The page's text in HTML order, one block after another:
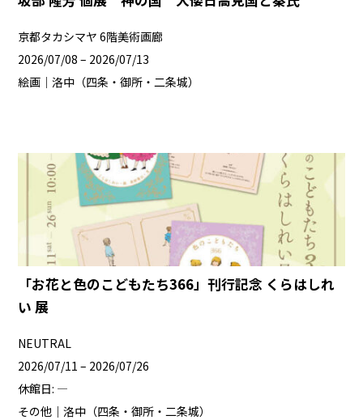
京都タカシマヤ 6階美術画廊
2026/07/08 – 2026/07/13
絵画｜洛中（四条・御所・二条城）
「お花と色のこどもたち366」刊行記念 くらはしれ
い 展
NEUTRAL
2026/07/11 – 2026/07/26
休館日: —
その他｜洛中（四条・御所・二条城）